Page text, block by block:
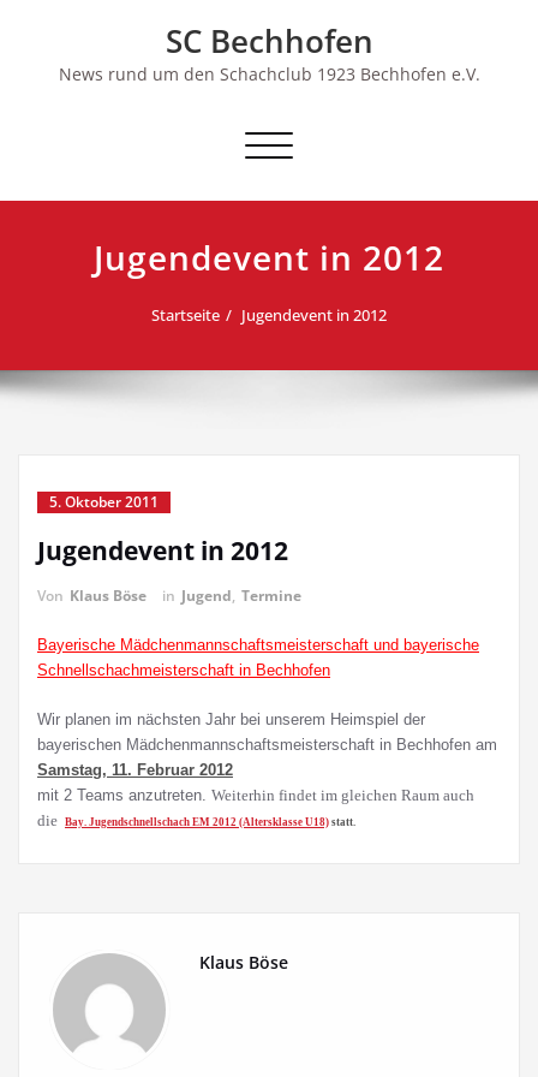
SC Bechhofen
News rund um den Schachclub 1923 Bechhofen e.V.
Schalte
Jugendevent in 2012
Startseite Jugendevent in 2012
5. Oktober 2011
Jugendevent in 2012
Von Klaus Böse in Jugend, Termine
Bayerische Mädchenmannschaftsmeisterschaft und bayerische
Schnellschachmeisterschaft in Bechhofen
Wir planen im nächsten Jahr bei unserem Heimspiel der
bayerischen Mädchenmannschaftsmeisterschaft in Bechhofen am
Samstag, 11. Februar 2012
mit 2 Teams anzutreten. Weiterhin findet im gleichen Raum auch
die Bay. Jugendschnellschach EM 2012 (Altersklasse U18) statt.
Klaus Böse